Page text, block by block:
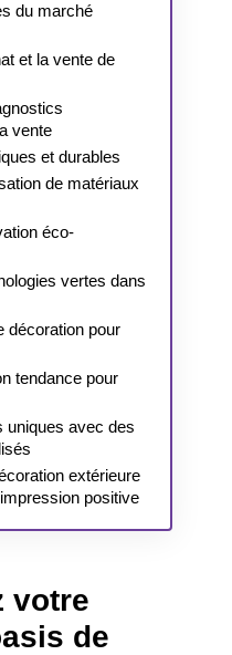
du marché
et la vente de
vente
et durables
de matériaux
éco-
vertes dans
décoration pour
tendance pour
uniques avec des
extérieure
positive
votre
de